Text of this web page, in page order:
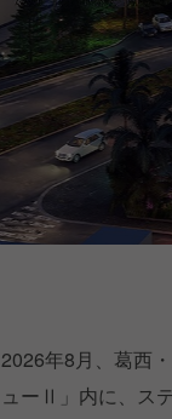
2026年8月、葛西
ューⅡ」内に、ス